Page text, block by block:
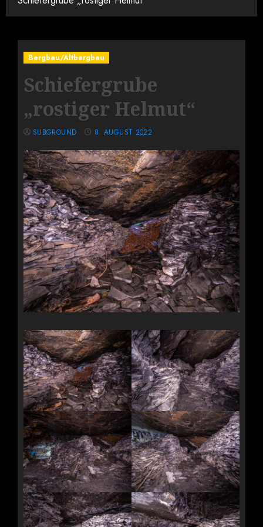
Bergbau/Altbergbau
Schiefergrube
„rostiger Helmut“
SUBGROUND 8. AUGUST 2022